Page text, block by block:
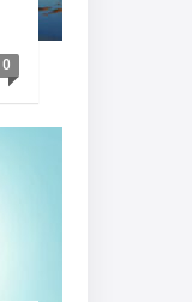
0